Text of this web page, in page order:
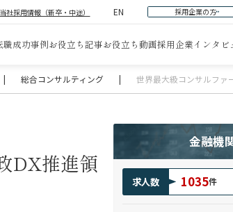
当社採用情報（新卒・中途） EN 採用企業の方
職成功事例お役立ち記事お役立ち動画採用企業インタビ
| 総合コンサルティング | 世界最大級コンサルファ
DX推進領
金融機
求人数 1035件